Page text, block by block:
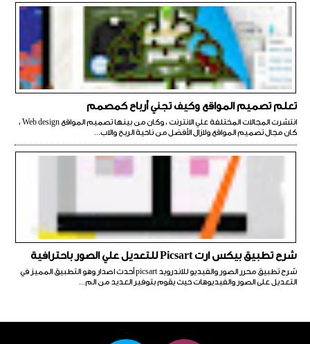
تعلم تصميم المواقع وكيف تجني أرباح كمصمم
انتشرت المجالات المختلفة علي الانترنت ، وكان من بينها تصميم المواقع Web design ،
كان مجال تصميم المواقع ولازال الأفضل من ناحية الربح والاب...
شرح تطبيق بيكس ارت Picsart للتعديل علي الصور باحترافية
شرح تطبيق محرر الصور والفيديو للاندرويد picsart أحدث اصدار وهو التطبيق المميز في
التعديل على الصور والفيديوهات حيث يقوم بتوفير العديد من الم...